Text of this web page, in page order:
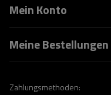
Mein Konto
Meine Bestellungen
Zahlungsmethoden: